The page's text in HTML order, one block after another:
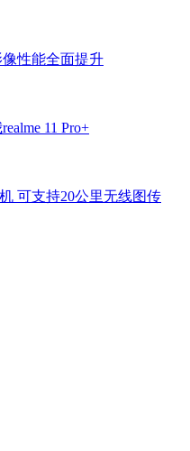
像性能全面提升
11 Pro+
可支持20公里无线图传